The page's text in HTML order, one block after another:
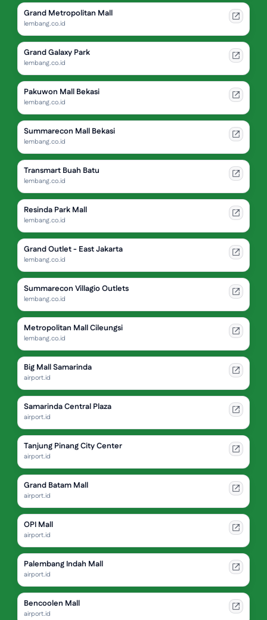
Grand Metropolitan Mall
lembang.co.id
Grand Galaxy Park
lembang.co.id
Pakuwon Mall Bekasi
lembang.co.id
Summarecon Mall Bekasi
lembang.co.id
Transmart Buah Batu
lembang.co.id
Resinda Park Mall
lembang.co.id
Grand Outlet - East Jakarta
lembang.co.id
Summarecon Villagio Outlets
lembang.co.id
Metropolitan Mall Cileungsi
lembang.co.id
Big Mall Samarinda
airport.id
Samarinda Central Plaza
airport.id
Tanjung Pinang City Center
airport.id
Grand Batam Mall
airport.id
OPI Mall
airport.id
Palembang Indah Mall
airport.id
Bencoolen Mall
airport.id